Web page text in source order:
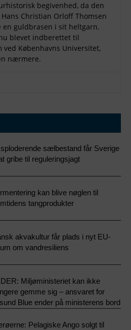
begivenhed, da den
Christian Orloff Thomsen
en guldbrasen i sit heltgarn.
blevet indberettet til
Københavns Universitet,
nærmere.
sælbestand får Sverige
gribe til reguleringsjagt
kan blive nøglen til
tangprodukter
akvakultur får plads i nyt EU-
om vandresiliens
Miljøministeriet kan ikke
gemme sig – ansvaret for
Blue ender på ministerens bord
Pelagiske Ango solgt til